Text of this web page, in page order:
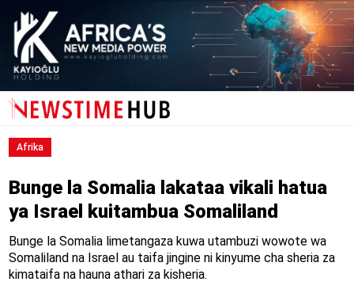
Afrika
Bunge la Somalia lakataa vikali hatua
ya Israel kuitambua Somaliland
Bunge la Somalia limetangaza kuwa utambuzi wowote wa
Somaliland na Israel au taifa jingine ni kinyume cha sheria za
kimataifa na hauna athari za kisheria.